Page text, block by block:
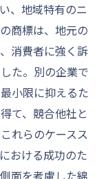
、地域特有のニ
商標は、地元の
消費者に強く訴
た。別の企業で
小限に抑えるた
て、競合他社と
れらのケースス
おける成功のた